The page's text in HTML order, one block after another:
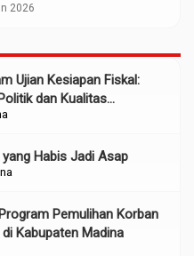
2026
Ujian Kesiapan Fiskal:
dan Kualitas
Habis Jadi Asap
Pemulihan Korban
Kabupaten Madina